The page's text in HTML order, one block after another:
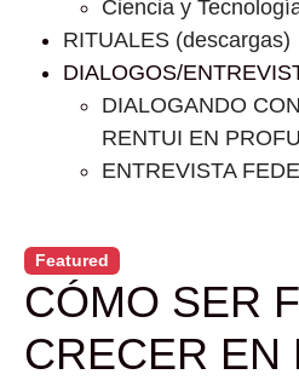
Ciencia y
RITUALES (descargas)
DIALOGOS/
DIALOGANDO
RENTUI EN
ENTREVISTA
Featured
CÓMO SER
CRECER EN